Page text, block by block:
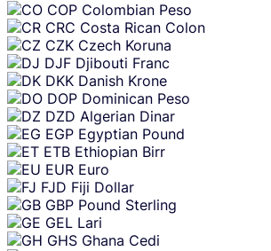
COP Colombian Peso
CRC Costa Rican Colon
CZK Czech Koruna
DJF Djibouti Franc
DKK Danish Krone
DOP Dominican Peso
DZD Algerian Dinar
EGP Egyptian Pound
ETB Ethiopian Birr
EUR Euro
FJD Fiji Dollar
GBP Pound Sterling
GEL Lari
GHS Ghana Cedi